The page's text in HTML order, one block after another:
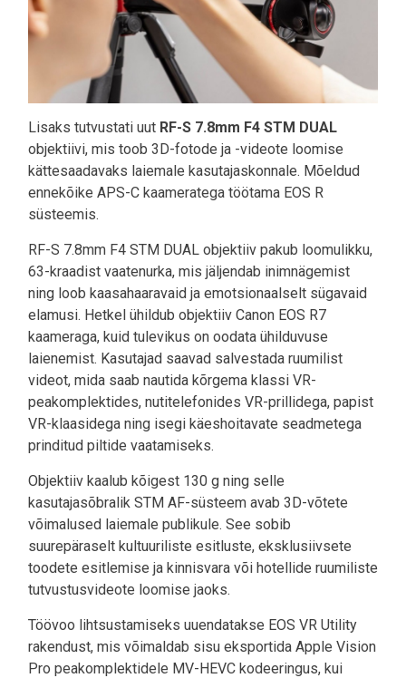
Lisaks tutvustati uut RF-S 7.8mm F4 STM DUAL
objektiivi, mis toob 3D-fotode ja -videote loomise
kättesaadavaks laiemale kasutajaskonnale. Mõeldud
ennekõike APS-C kaameratega töötama EOS R
süsteemis.
RF-S 7.8mm F4 STM DUAL objektiiv pakub loomulikku,
63-kraadist vaatenurka, mis jäljendab inimnägemist
ning loob kaasahaaravaid ja emotsionaalselt sügavaid
elamusi. Hetkel ühildub objektiiv Canon EOS R7
kaameraga, kuid tulevikus on oodata ühilduvuse
laienemist. Kasutajad saavad salvestada ruumilist
videot, mida saab nautida kõrgema klassi VR-
peakomplektides, nutitelefonides VR-prillidega, papist
VR-klaasidega ning isegi käeshoitavate seadmetega
prinditud piltide vaatamiseks.
Objektiiv kaalub kõigest 130 g ning selle
kasutajasõbralik STM AF-süsteem avab 3D-võtete
võimalused laiemale publikule. See sobib
suurepäraselt kultuuriliste esitluste, eksklusiivsete
toodete esitlemise ja kinnisvara või hotellide ruumiliste
tutvustusvideote loomise jaoks.
Töövoo lihtsustamiseks uuendatakse EOS VR Utility
rakendust, mis võimaldab sisu eksportida Apple Vision
Pro peakomplektidele MV-HEVC kodeeringus, kui